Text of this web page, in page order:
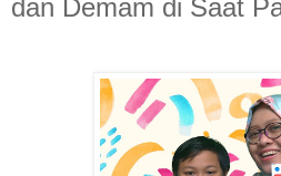
dan Demam di Saat